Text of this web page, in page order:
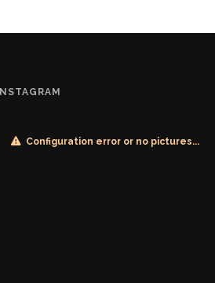
INSTAGRAM
Configuration error or no pictures...